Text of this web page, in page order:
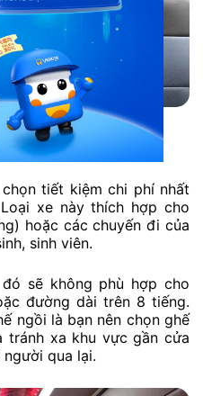
tiết kiệm chi phí nhất
xe này thích hợp cho
hoặc các chuyến đi của
sinh viên.
sẽ không phù hợp cho
đường dài trên 8 tiếng.
ngồi là bạn nên chọn ghế
xa khu vực gần cửa
qua lại.